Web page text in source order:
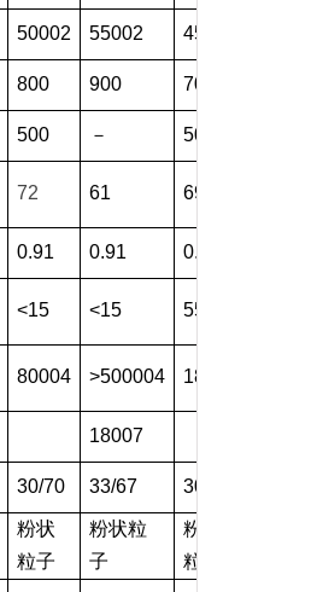
50002 55002 45002
800 900 700
500 － 500
72 61 69
0.91 0.91 0.91
<15 <15 55
80004 >500004 18004
18007
30/70 33/67 30/70
粉状
粒子
粉状粒
子
粉状
粒子